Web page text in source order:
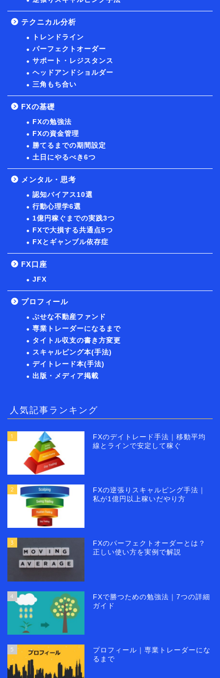
テクニカル分析
トレンドライン
パーフェクトオーダー
サポート・レジスタンス
ヘッドアンドショルダー
三角もち合い
FXの基礎
FXの勉強法
FXの資金管理
勝てるまでの期間設定
土日にやるべき6つ
メンタル・思考
認知バイアス10選
行動心理学6選
1億円稼ぐまでの実践3つ
FXで大損する共通点5つ
FXとギャンブル依存症
FX口座
JFX
プロフィール
ぶせな不動産ファンド
専業トレーダーになるまで
タイトル収支の書き方変更
スキャルピング本(手法)
デイトレード本(手法)
出版・メディア掲載
人気記事ランキング
1
FXのデイトレード手法｜移動平均
線とラインで安定して稼ぐ
2
FXの逆張りスキャルピング手法｜
私が1億円以上稼いだやり方
3
FXのパーフェクトオーダーとは？
正しい使い方を実例で解説
4
FXで勝つための勉強法｜7つの詳細
ガイド
5
プロフィール｜専業トレーダーにな
るまで